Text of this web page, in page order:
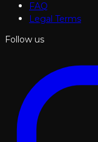
FAQ
Legal Terms
Follow us